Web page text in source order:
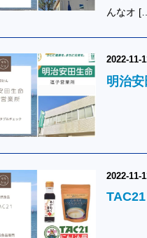
んなオ
2022-11-
明治
2022-11-
TAC21